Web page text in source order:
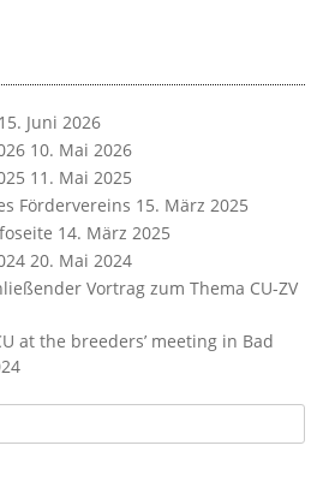
15. Juni 2026
10. Mai 2026
11. Mai 2025
Fördervereins 15. März 2025
14. März 2025
20. Mai 2024
Vortrag zum Thema CU-ZV
at the breeders’ meeting in Bad